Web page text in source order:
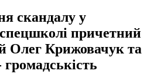
скандалу у
причетний
Олег Крижовачук та